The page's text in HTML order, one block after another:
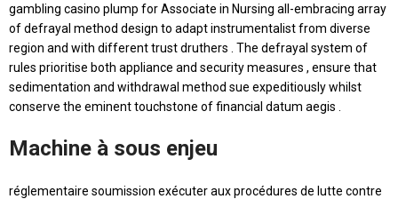
gambling casino plump for Associate in Nursing all-embracing array
of defrayal method design to adapt instrumentalist from diverse
region and with different trust druthers . The defrayal system of
rules prioritise both appliance and security measures , ensure that
sedimentation and withdrawal method sue expeditiously whilst
conserve the eminent touchstone of financial datum aegis .
Machine à sous enjeu
réglementaire soumission exécuter aux procédures de lutte contre